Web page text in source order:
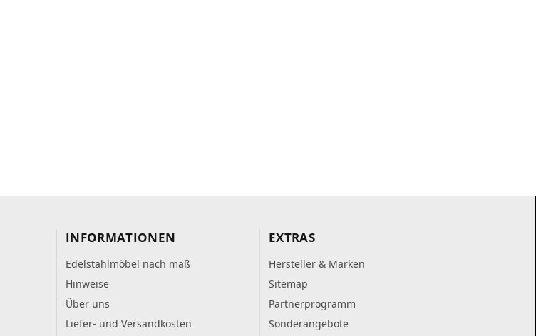
INFORMATIONEN
Edelstahlmöbel nach maß
Hinweise
Über uns
Liefer- und Versandkosten
EXTRAS
Hersteller & Marken
Sitemap
Partnerprogramm
Sonderangebote